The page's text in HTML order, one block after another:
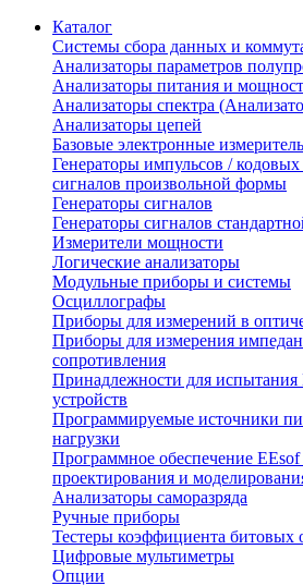
Каталог
Cистемы сбора данных и
Анализаторы параметров
Анализаторы питания и
Анализаторы спектра
Анализаторы цепей
Базовые электронные
Генераторы импульсов / кодовых
сигналов произвольной формы
Генераторы сигналов
Генераторы сигналов
Измерители мощности
Логические анализаторы
Модульные приборы и системы
Осциллографы
Приборы для измерений в
Приборы для измерения
сопротивления
Принадлежности для
устройств
Программируемые источники
нагрузки
Программное обеспечение
проектирования и
Анализаторы саморазряда
Ручные приборы
Тестеры коэффициента
Цифровые мультиметры
Опции